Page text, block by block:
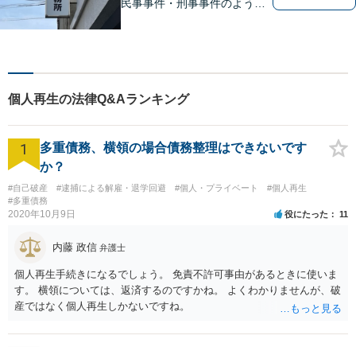
民事事件・刑事事件のような
合わせも受け付けておりま
す。お気軽にご相談くださ
い。
個人再生の法律Q&Aランキング
1
多重債務、横領の場合債務整理はできないです
か？
#自己破産 #逮捕による解雇・退学回避 #個人・プライベート
#個人再生
#多重債務
2020年10月9日 役にたった 11
内藤 政信 弁護士
個人再生手続きになるでしょう。 免責不許可事由があるときに使いま
す。 横領については、返済するのですかね。 よくわかりませんが、破
産ではなく個人再生しかないですね。